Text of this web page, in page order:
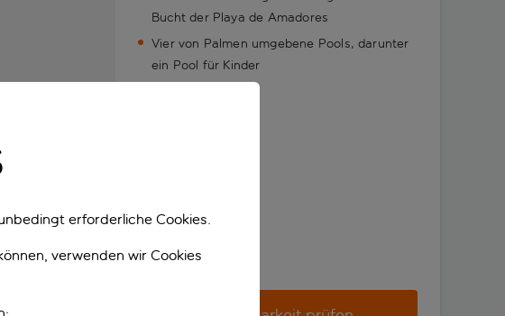
Bucht der Playa de Amadores
Vier von Palmen umgebene Pools, darunter
ein Pool für Kinder
erforderliche Cookies.
verwenden wir Cookies